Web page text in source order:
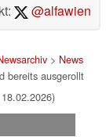
@alfawien
> News
bereits ausgerollt